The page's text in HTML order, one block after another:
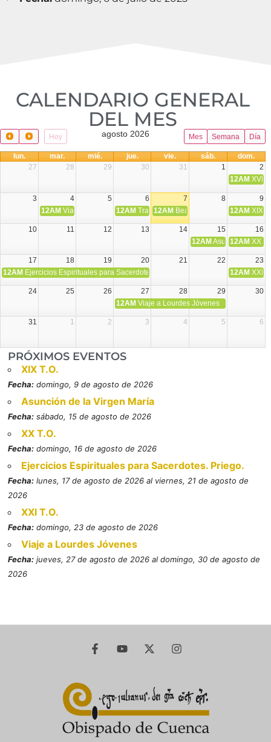
CALENDARIO GENERAL
DEL MES​
Hoy Mes Semana Día
agosto 2026
lun. mar. mié. jue. vie. sáb.
dom.
27
28 29 30 31 1
2
12AM XVIII
3 4 5 6 7 8
9
12AM Viaje Diocesano a Japón.
12AM Transfiguración del Señor
12AM Beatos Cruz Laplana,
12AM XIX
10 11 12 13 14 15
16
12AM Asunción de la
12AM XX
17 18 19 20 21 22
23
12AM Ejercicios Espirituales para Sacerdotes. Priego. 12AM XXI
24 25 26 27 28 29
30
12AM Viaje a Lourdes Jóvenes
31 1 2 3 4 5 6
PRÓXIMOS EVENTOS
XIX T.O.
Fecha: domingo, 9 de agosto de 2026
Asunción de la Virgen María
Fecha: sábado, 15 de agosto de 2026
XX T.O.
Fecha: domingo, 16 de agosto de 2026
Ejercicios Espirituales para Sacerdotes. Priego.
Fecha: lunes, 17 de agosto de 2026 al viernes, 21 de agosto de
2026
XXI T.O.
Fecha: domingo, 23 de agosto de 2026
Viaje a Lourdes Jóvenes
Fecha: jueves, 27 de agosto de 2026 al domingo, 30 de agosto de
2026